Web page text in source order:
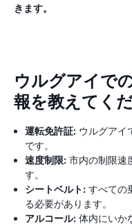
きます。
ウルグアイで
報を教えてくだ
運転免許証: ウルグアイ
です。
速度制限: 市内の制限
す。
シートベルト: すべての
る必要があります。
アルコール: 体内にいか